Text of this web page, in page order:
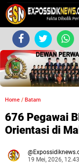
Home / Batam
676 Pegawai
Orientasi di
19 Mei, 2026,